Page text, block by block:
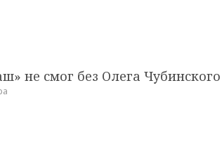
не смог без Олега Чубинского